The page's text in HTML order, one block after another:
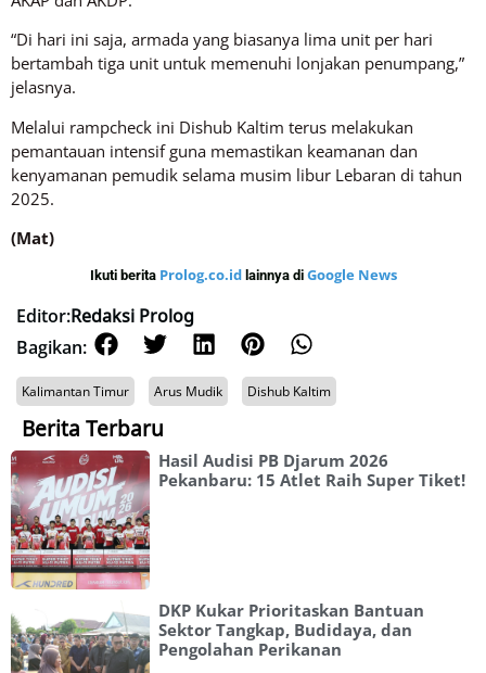
“Di hari ini saja, armada yang biasanya lima unit per hari
bertambah tiga unit untuk memenuhi lonjakan penumpang,”
jelasnya.
Melalui rampcheck ini Dishub Kaltim terus melakukan
pemantauan intensif guna memastikan keamanan dan
kenyamanan pemudik selama musim libur Lebaran di tahun
2025.
(Mat)
Ikuti berita Prolog.co.id lainnya di Google News
Editor:Redaksi Prolog
Bagikan:
Kalimantan Timur Arus Mudik Dishub Kaltim
Berita Terbaru
Hasil Audisi PB Djarum 2026
Pekanbaru: 15 Atlet Raih Super Tiket!
DKP Kukar Prioritaskan Bantuan
Sektor Tangkap, Budidaya, dan
Pengolahan Perikanan